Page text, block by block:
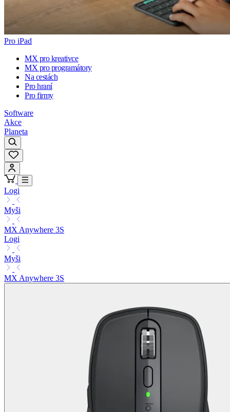
Pro iPad
MX pro kreativce
MX pro programátory
Na cestách
Pro hraní
Pro firmy
Software
Akce
Planeta
Logi
Myši
MX Anywhere 3S
Logi
Myši
MX Anywhere 3S